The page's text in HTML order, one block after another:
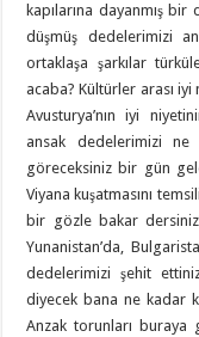
kapılarına dayanmış
düşmüş dedelerimizi
ortaklaşa şarkılar
acaba? Kültürler arası
Avusturya’nın iyi
ansak dedelerimizi
göreceksiniz bir gün
Viyana kuşatmasını
bir gözle bakar
Yunanistan’da,
dedelerimizi şehit
diyecek bana ne kadar
Anzak torunları buraya